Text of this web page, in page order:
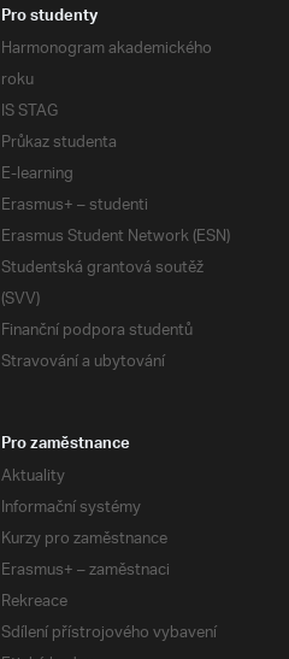
Pro studenty
Harmonogram akademického
roku
IS STAG
Průkaz studenta
E-learning
Erasmus+ – studenti
Erasmus Student Network (ESN)
Studentská grantová soutěž
(SVV)
Finanční podpora studentů
Stravování a ubytování
Pro zaměstnance
Aktuality
Informační systémy
Kurzy pro zaměstnance
Erasmus+ – zaměstnaci
Rekreace
Sdílení přístrojového vybavení